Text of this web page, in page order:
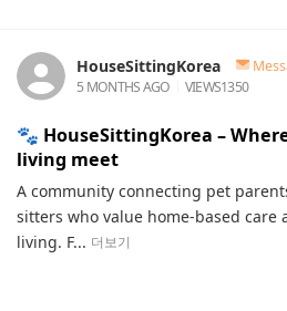
HouseSittingKorea
5 MONTHS AGO
VIEWS1350
🐾 HouseSittingKorea –
living meet
A community connecting pet
sitters who value home-based care
living. F... 더보기